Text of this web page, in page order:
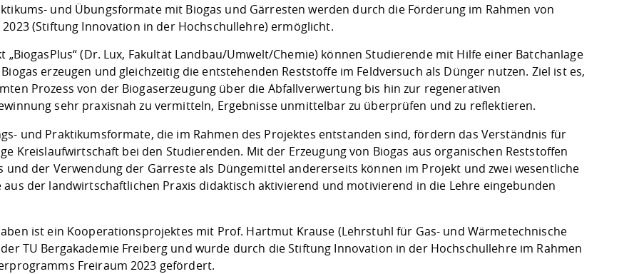
und Übungsformate mit Biogas und Gärresten werden durch die Förderung im Rahmen von
(Stiftung Innovation in der Hochschullehre) ermöglicht.
„BiogasPlus“ (Dr. Lux, Fakultät Landbau/Umwelt/Chemie) können Studierende mit Hilfe einer Batchanlage
erzeugen und gleichzeitig die entstehenden Reststoffe im Feldversuch als Dünger nutzen. Ziel ist es,
Prozess von der Biogaserzeugung über die Abfallverwertung bis hin zur regenerativen
sehr praxisnah zu vermitteln, Ergebnisse unmittelbar zu überprüfen und zu reflektieren.
und Praktikumsformate, die im Rahmen des Projektes entstanden sind, fördern das Verständnis für
Kreislaufwirtschaft bei den Studierenden. Mit der Erzeugung von Biogas aus organischen Reststoffen
und der Verwendung der Gärreste als Düngemittel andererseits können im Projekt und zwei wesentliche
aus der landwirtschaftlichen Praxis didaktisch aktivierend und motivierend in die Lehre eingebunden
ist ein Kooperationsprojektes mit Prof. Hartmut Krause (Lehrstuhl für Gas- und Wärmetechnische
TU Bergakademie Freiberg und wurde durch die Stiftung Innovation in der Hochschullehre im Rahmen
Freiraum 2023 gefördert.